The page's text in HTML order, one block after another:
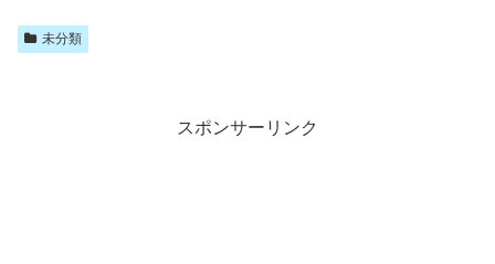
未分類
スポンサーリンク